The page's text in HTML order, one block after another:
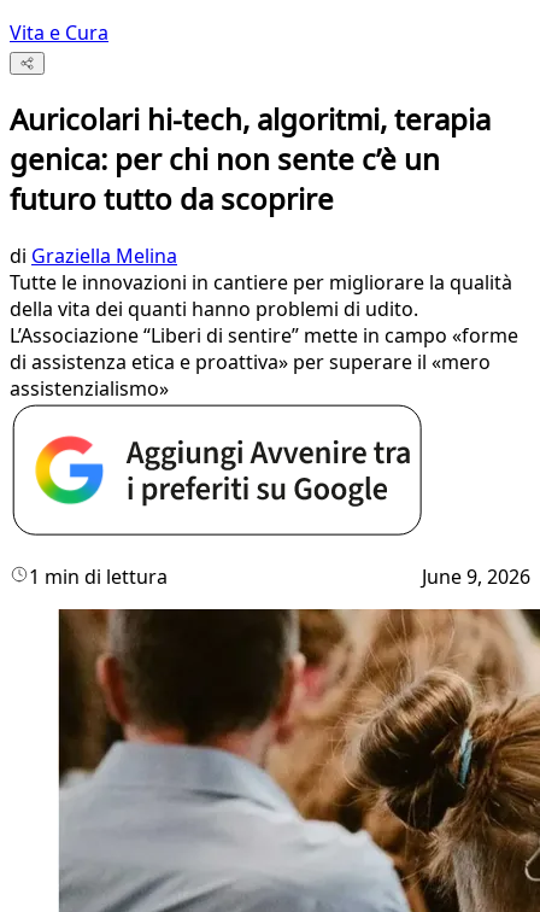
Vita e Cura
Auricolari hi-tech, algoritmi, terapia
genica: per chi non sente c’è un
futuro tutto da scoprire
di Graziella Melina
Tutte le innovazioni in cantiere per migliorare la qualità
della vita dei quanti hanno problemi di udito.
L’Associazione “Liberi di sentire” mette in campo «forme
di assistenza etica e proattiva» per superare il «mero
assistenzialismo»
1 min di lettura June 9, 2026